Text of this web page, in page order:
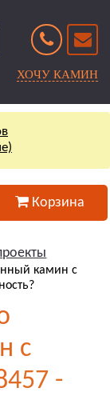
ХОЧУ КАМИН
Корзина
камин с
с
-